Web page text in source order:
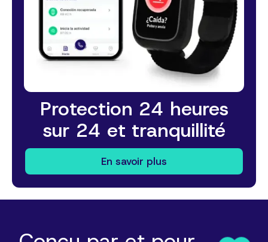
Protection 24 heures
sur 24 et tranquillité
En savoir plus